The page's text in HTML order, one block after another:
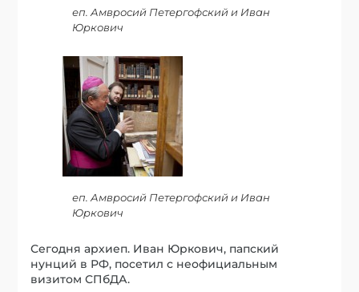
еп. Амвросий Петергофский и Иван
Юркович
еп. Амвросий Петергофский и Иван
Юркович
Сегодня архиеп. Иван Юркович, папский
нунций в РФ, посетил с неофициальным
визитом СПбДА.